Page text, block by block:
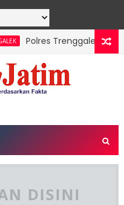
Polres Trenggalek
Diimbau Hentikan Praktik
DISINI